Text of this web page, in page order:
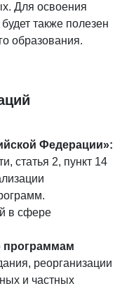
Для освоения
также полезен
образования.
Федерации»:
статья 2, пункт 14
в сфере
программам
реорганизации
и частных